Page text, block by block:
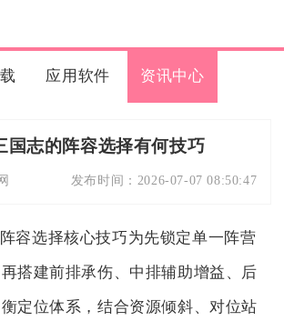
应用软件 资讯中心
国志的阵容选择有何技巧
发布时间： 2026-07-07 08:50:47
容选择核心技巧为先锁定单一阵营
搭建前排承伤、中排辅助增益、后
定位体系，结合资源倾斜、对位站